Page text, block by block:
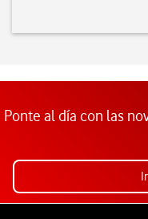
Ponte al día con las